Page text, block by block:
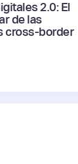
2.0: El
de las
cross-border